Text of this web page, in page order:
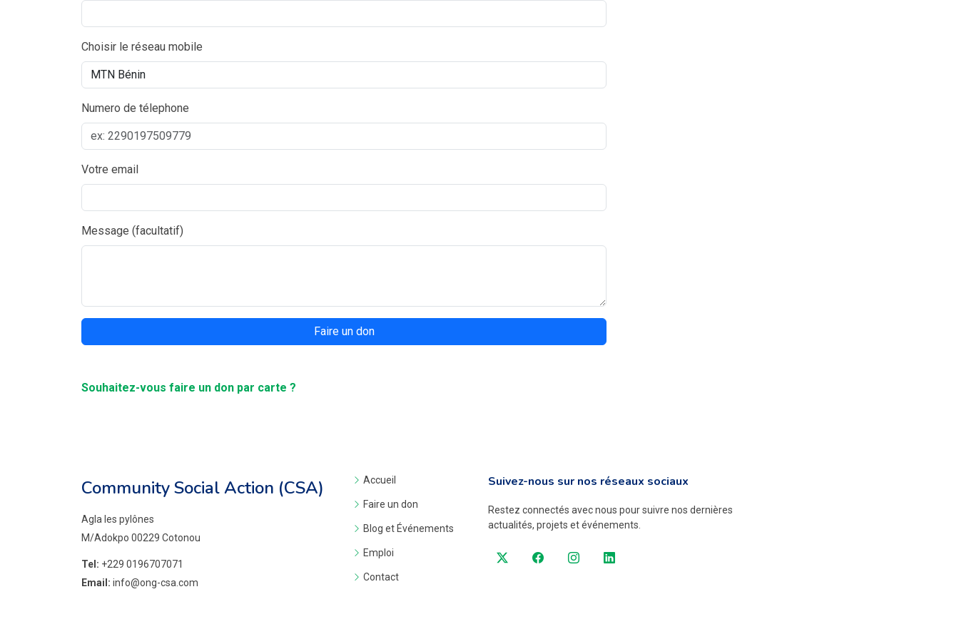
Choisir le réseau mobile
Numero de télephone
Votre email
Message (facultatif)
Faire un don
Souhaitez-vous faire un don par carte ?
Community Social Action (CSA)
Agla les pylônes
M/Adokpo 00229 Cotonou
Tel: +229 0196707071
Email: info@ong-csa.com
Accueil
Faire un don
Blog et Événements
Emploi
Contact
Suivez-nous sur nos réseaux sociaux
Restez connectés avec nous pour suivre nos dernières
actualités, projets et événements.